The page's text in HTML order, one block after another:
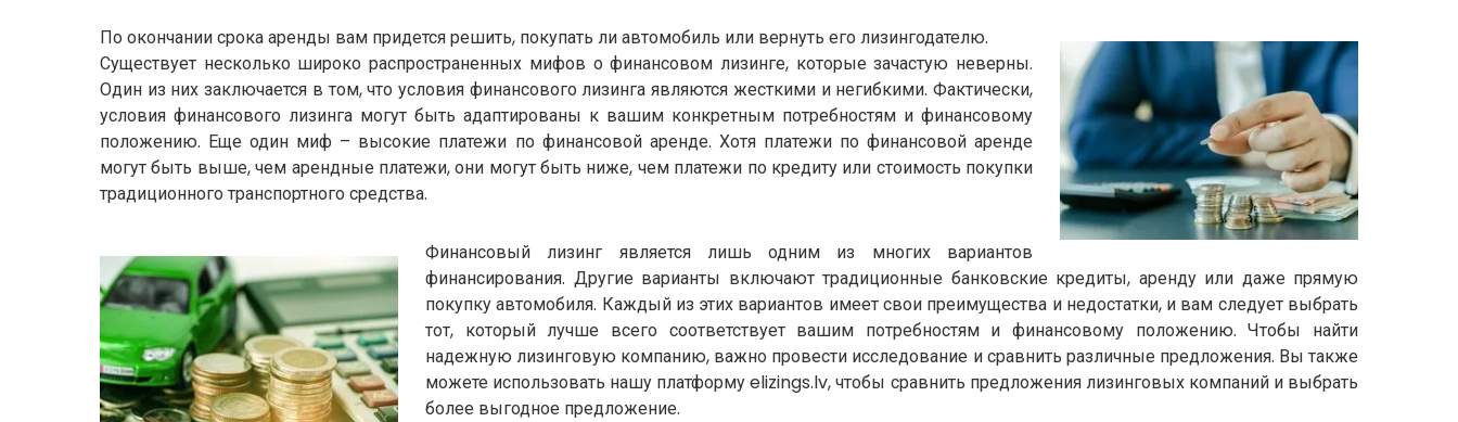
По окончании срока аренды вам придется решить, покупать ли автомобиль или вернуть его лизингодателю.
Существует несколько широко распространенных мифов о финансовом лизинге, которые зачастую неверны.
Один из них заключается в том, что условия финансового лизинга являются жесткими и негибкими. Фактически,
условия финансового лизинга могут быть адаптированы к вашим конкретным потребностям и финансовому
положению. Еще один миф – высокие платежи по финансовой аренде. Хотя платежи по финансовой аренде
могут быть выше, чем арендные платежи, они могут быть ниже, чем платежи по кредиту или стоимость покупки
традиционного транспортного средства.
Финансовый лизинг является лишь одним из многих вариантов
финансирования. Другие варианты включают традиционные банковские кредиты, аренду или даже прямую
покупку автомобиля. Каждый из этих вариантов имеет свои преимущества и недостатки, и вам следует выбрать
тот, который лучше всего соответствует вашим потребностям и финансовому положению. Чтобы найти
надежную лизинговую компанию, важно провести исследование и сравнить различные предложения. Вы также
можете использовать нашу платформу elizings.lv, чтобы сравнить предложения лизинговых компаний и выбрать
более выгодное предложение.